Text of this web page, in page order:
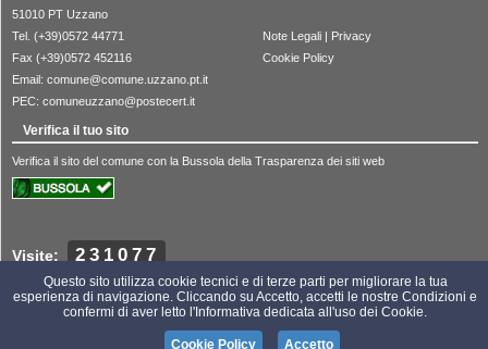
51010 PT Uzzano
Tel. (+39)0572 44771
Fax (+39)0572 452116
Email: comune@comune.uzzano.pt.it
PEC: comuneuzzano@postecert.it
Note Legali | Privacy
Cookie Policy
Verifica il tuo sito
Verifica il sito del comune con la Bussola della Trasparenza dei siti web
Visite: 231077
Portale realizzato da Gaspari Web
Questo sito utilizza cookie tecnici e di terze parti per migliorare la tua
esperienza di navigazione. Cliccando su Accetto, accetti le nostre Condizioni e
confermi di aver letto l'Informativa dedicata all'uso dei Cookie.
Cookie Policy Accetto